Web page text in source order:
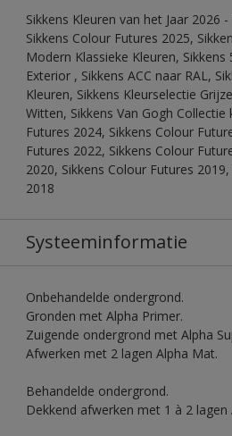
Sikkens Kleuren van het Jaar 2026
Sikkens Colour Futures 2025,
Modern Klassieke Kleuren, Sikkens
Exterior , Sikkens ACC naar RAL,
Kleuren, Sikkens Kleurselectie
Witten, Sikkens Van Gogh Collectie
Futures 2024, Sikkens Colour
Futures 2022, Sikkens Colour
2020, Sikkens Colour Futures
2018
Systeeminformatie
Onbehandelde ondergrond.
Gronden met Alpha Primer.
Zuigende ondergrond met Alpha
Afwerken met 2 lagen Alpha Mat.
Behandelde ondergrond.
Dekkend afwerken met 1 à 2 lagen